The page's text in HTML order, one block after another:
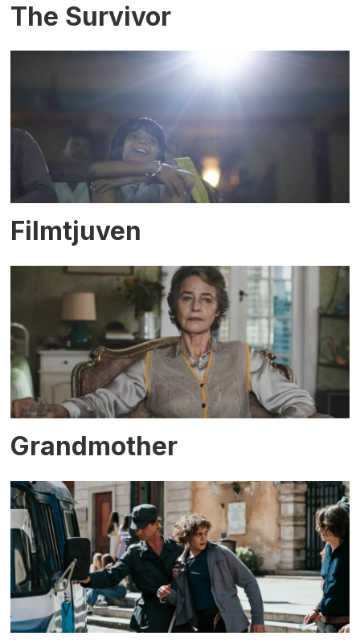
The Survivor
Filmtjuven
Grandmother